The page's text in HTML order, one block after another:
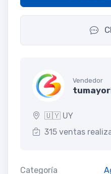
Vendedor
🇺🇾 UY
315 ventas
Categoría